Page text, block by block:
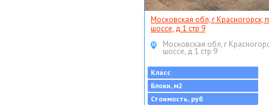
Московская обл, г Красногорск,
шоссе, д 1 стр 9
Московская обл, г
шоссе, д 1 стр 9
Класс
Блоки, м2
Стоимость, руб